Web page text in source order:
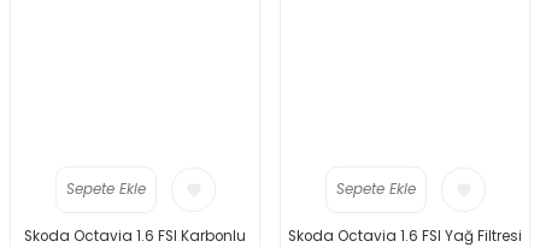
Sepete Ekle
Skoda Octavia 1.6 FSI Karbonlu
Sepete Ekle
Skoda Octavia 1.6 FSI Yağ Filtresi